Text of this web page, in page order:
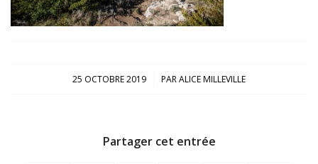
25 OCTOBRE 2019
/ PARALICE MILLEVILLE
Partager cet entrée